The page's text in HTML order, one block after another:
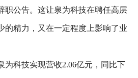
职公告。这让泉为科技在聘任高层
的精力，又在一定程度上影响了业
为科技实现营收2.06亿元，同比下